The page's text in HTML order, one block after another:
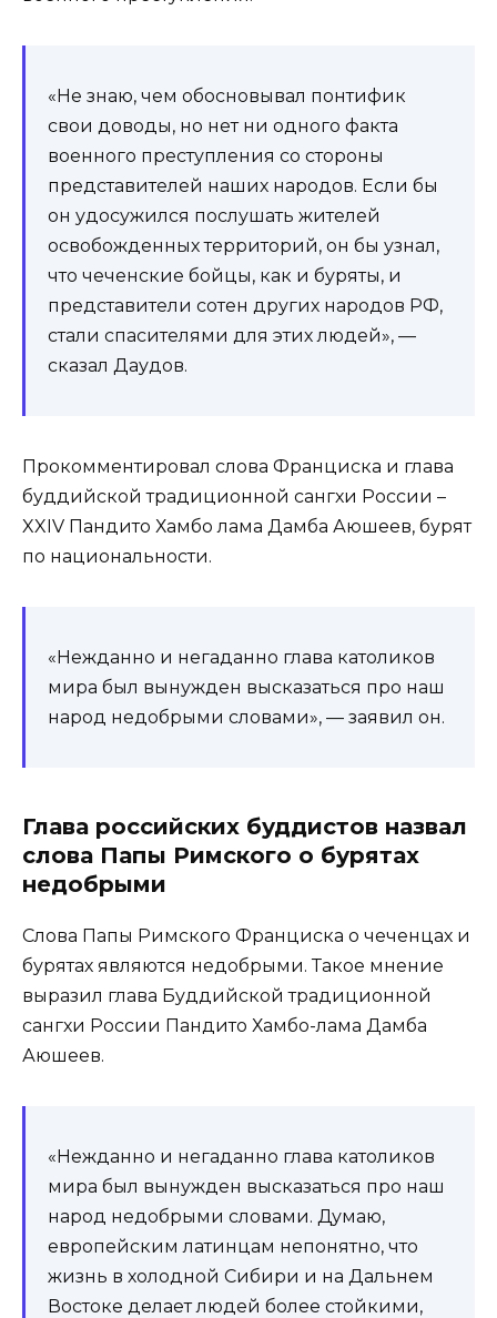
«Не знаю, чем обосновывал понтифик
свои доводы, но нет ни одного факта
военного преступления со стороны
представителей наших народов. Если бы
он удосужился послушать жителей
освобожденных территорий, он бы узнал,
что чеченские бойцы, как и буряты, и
представители сотен других народов РФ,
стали спасителями для этих людей», —
сказал Даудов.
Прокомментировал слова Франциска и глава
буддийской традиционной сангхи России –
XXIV Пандито Хамбо лама Дамба Аюшеев, бурят
по национальности.
«Нежданно и негаданно глава католиков
мира был вынужден высказаться про наш
народ недобрыми словами», — заявил он.
Глава российских буддистов назвал
слова Папы Римского о бурятах
недобрыми
Слова Папы Римского Франциска о чеченцах и
бурятах являются недобрыми. Такое мнение
выразил глава Буддийской традиционной
сангхи России Пандито Хамбо-лама Дамба
Аюшеев.
«Нежданно и негаданно глава католиков
мира был вынужден высказаться про наш
народ недобрыми словами. Думаю,
европейским латинцам непонятно, что
жизнь в холодной Сибири и на Дальнем
Востоке делает людей более стойкими,